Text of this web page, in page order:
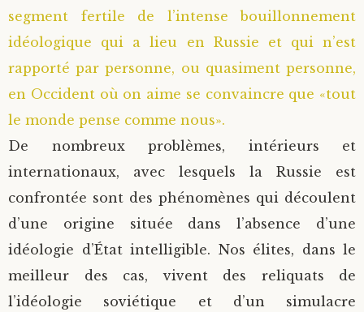
Père Héliodore
segment fertile de l’intense bouillonnement
idéologique qui a lieu en Russie et qui n’est
rapporté par personne, ou quasiment personne,
en Occident où on aime se convaincre que «tout
le monde pense comme nous».
De nombreux problèmes, intérieurs et
internationaux, avec lesquels la Russie est
confrontée sont des phénomènes qui découlent
d’une origine située dans l’absence d’une
idéologie d’État intelligible. Nos élites, dans le
meilleur des cas, vivent des reliquats de
l’idéologie soviétique et d’un simulacre